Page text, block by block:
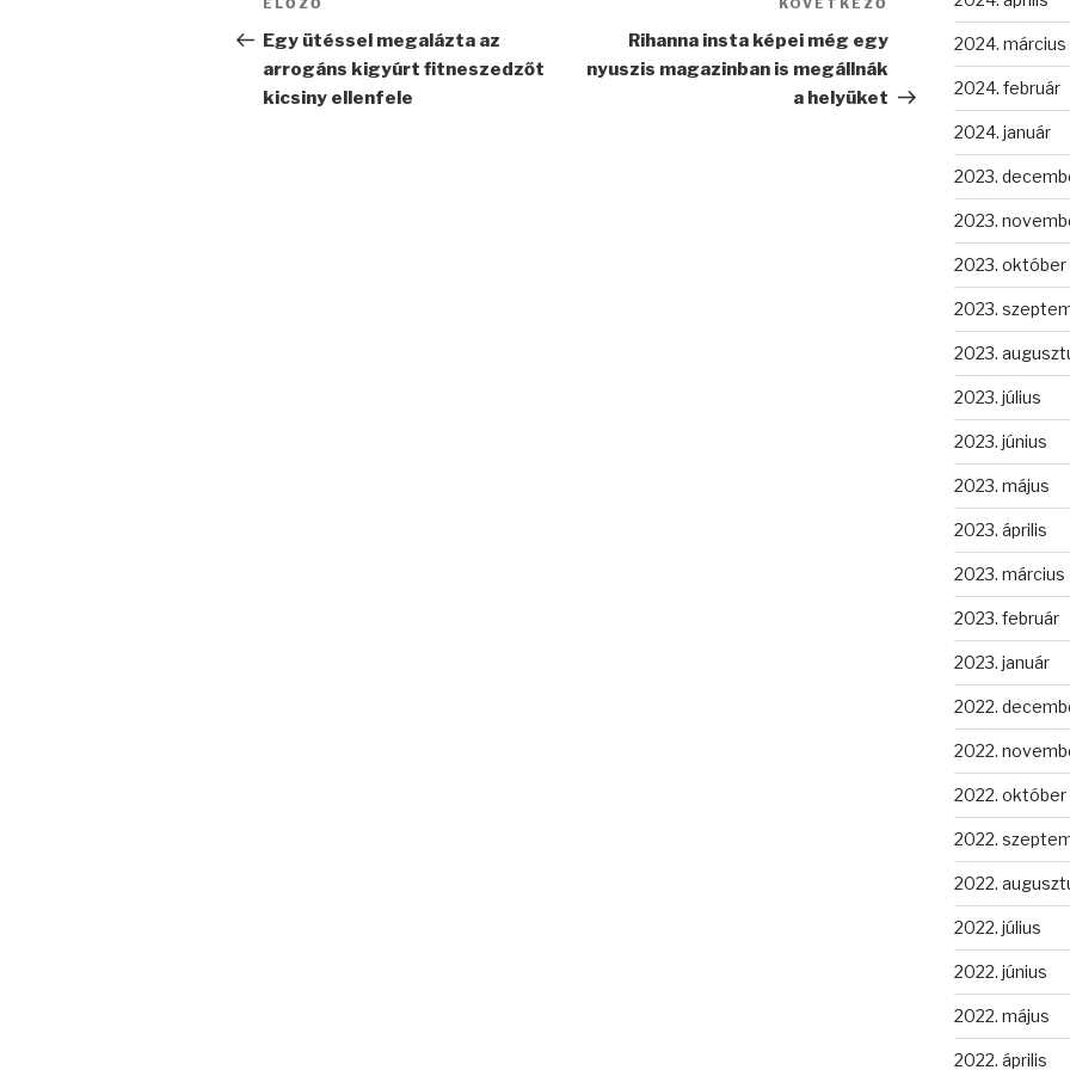
navigáció
Korábbi
bejegyzés
ELŐZŐ
Egy ütéssel megalázta az
arrogáns kigyúrt fitneszedzőt
kicsiny ellenfele
Következő
bejegyzés
KÖVETKEZŐ
Rihanna insta képei még egy
nyuszis magazinban is megállnák
a helyüket
2024. március
2024. február
2024. január
2023.
2023.
2023. október
2023.
2023.
2023. július
2023. június
2023. május
2023. április
2023. március
2023. február
2023. január
2022.
2022.
2022. október
2022.
2022.
2022. július
2022. június
2022. május
2022. április